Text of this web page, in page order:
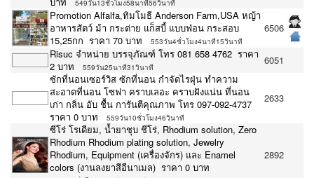
549วัน13ชั่วโมง58นาที56วินาที
Promotion Alfalfa,ทิมโมธี Anderson Farm,USA หญ้า
อาหารสัตว์ ม้า กระต่าย แก็สบี้ แบบฟ่อน กระสอบ
15,25กก ราคา 70 บาท
553วัน4ชั่วโมง4นาที15วินาที
6506
Risuc จำหน่าย บรรจุภัณฑ์ โทร 081 658 4762 ราคา
2 บาท
559วัน25นาที31วินาที
6051
ซักที่นอนเซอร์วิส ซักที่นอน กำจัดไรฝุ่น ทำความ
สะอาดที่นอน โซฟา คราบเลอะ คราบฝังแน่น‎ ที่นอน
เก่า กลิ่น อับ ชื้น การันตีคุณภาพ โทร 097-092-4737
ราคา 0 บาท
559วัน10ชั่วโมง46วินาที
2633
ซีโร่ โรเดียม, น้ำยาชุบ ชีโร่, Rhodium solution, Zero
Rhodium Rhodium plating solution, Jewelry
Rhodium, Equipment (เครื่องจักร) และ Enamel
colors (งานลงยาสีอีนาเมล) ราคา 0 บาท
2892